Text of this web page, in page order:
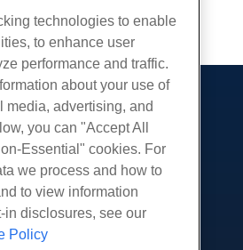
Kopiëren URL
technologies to enable
to enhance user
performance and traffic.
about your use of
media, advertising, and
you can "Accept All
Essential" cookies. For
we process and how to
to view information
in disclosures, see our
Policy